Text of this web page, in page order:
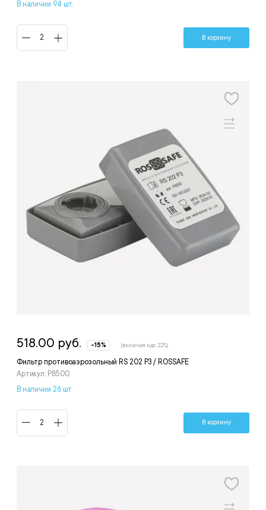
В наличии 94 шт.
В корзину
Фильтр противоаэрозольный RS 202 Р3 / ROSSAFE
Артикул: P8500
518.00 руб. -15% (включая ндс 22%)
В наличии 26 шт.
В корзину